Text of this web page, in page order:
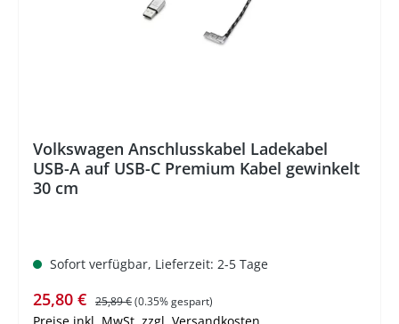
Volkswagen Anschlusskabel Ladekabel
USB-A auf USB-C Premium Kabel gewinkelt
30 cm
Sofort verfügbar, Lieferzeit: 2-5 Tage
Verkaufspreis:
25,80 € Regulärer Preis:
25,89 €(0.35% gespart)